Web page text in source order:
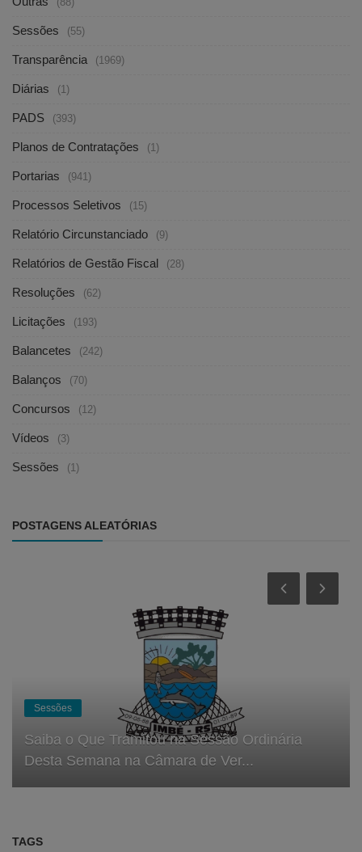
Sessões (55)
Transparência (1969)
Diárias (1)
PADS (393)
Planos de Contratações (1)
Portarias (941)
Processos Seletivos (15)
Relatório Circunstanciado (9)
Relatórios de Gestão Fiscal (28)
Resoluções (62)
Licitações (193)
Balancetes (242)
Balanços (70)
Concursos (12)
Vídeos (3)
Sessões (1)
POSTAGENS ALEATÓRIAS
Sessões
Saiba o Que Tramitou na Sessão Ordinária
Desta Semana na Câmara de Ver...
TAGS